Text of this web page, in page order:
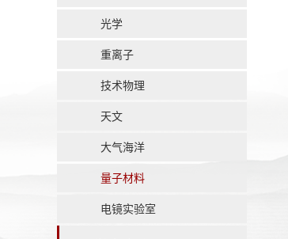
光学
重离子
技术物理
天文
大气海洋
量子材料
电镜实验室